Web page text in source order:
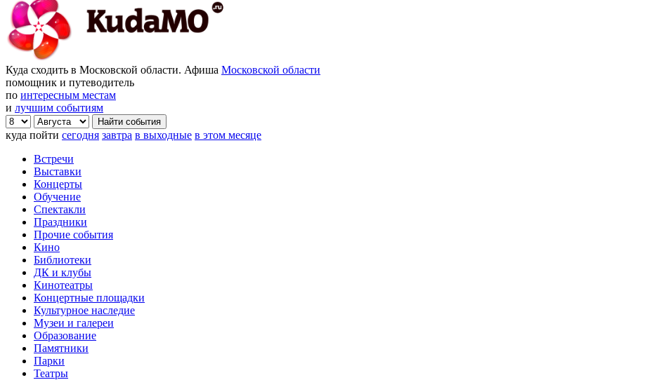
Куда сходить в Московской области. Афиша Московской области
помощник и путеводитель
по интересным местам
и лучшим событиям
куда пойти сегодня завтра в выходные в этом месяце
Встречи
Выставки
Концерты
Обучение
Спектакли
Праздники
Прочие события
Кино
Библиотеки
ДК и клубы
Кинотеатры
Концертные площадки
Культурное наследие
Музеи и галереи
Образование
Памятники
Парки
Театры